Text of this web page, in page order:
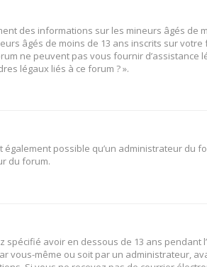
des informations sur les mineurs âgés de
âgés de moins de 13 ans inscrits sur votre
ne peuvent pas vous fournir d’assistance
légaux liés à ce forum ? ».
possible qu’un administrateur du
du forum.
avoir en dessous de 13 ans pendant
vous-même ou soit par un administrateur,